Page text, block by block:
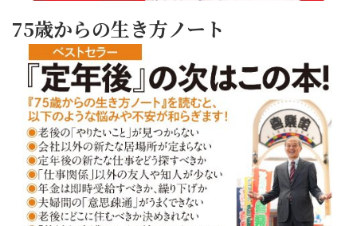
75歳からの生き方ノート